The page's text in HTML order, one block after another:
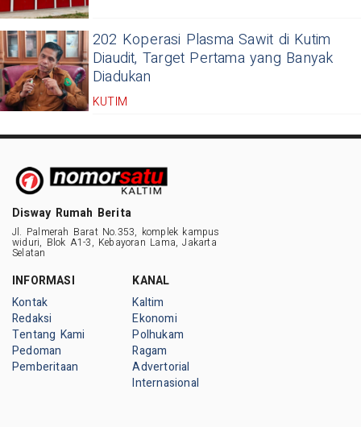
202 Koperasi Plasma Sawit di Kutim
Diaudit, Target Pertama yang Banyak
Diadukan
KUTIM
Disway Rumah Berita
Jl. Palmerah Barat No.353, komplek kampus
widuri, Blok A1-3, Kebayoran Lama, Jakarta
Selatan
INFORMASI
Kontak
Redaksi
Tentang Kami
Pedoman
Pemberitaan
KANAL
Kaltim
Ekonomi
Polhukam
Ragam
Advertorial
Internasional